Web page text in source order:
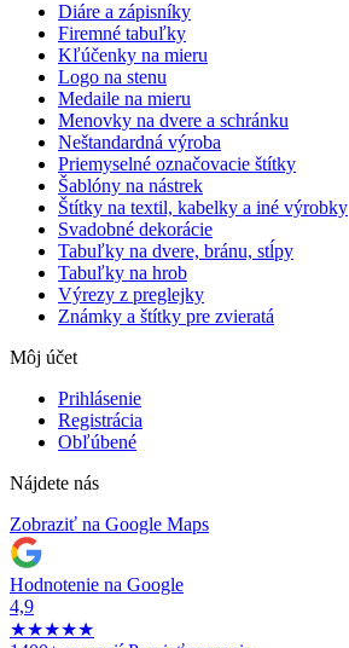
Diáre a zápisníky
Firemné tabuľky
Kľúčenky na mieru
Logo na stenu
Medaile na mieru
Menovky na dvere a schránku
Neštandardná výroba
Priemyselné označovacie štítky
Šablóny na nástrek
Štítky na textil, kabelky a iné výrobky
Svadobné dekorácie
Tabuľky na dvere, bránu, stĺpy
Tabuľky na hrob
Výrezy z preglejky
Známky a štítky pre zvieratá
Môj účet
Prihlásenie
Registrácia
Obľúbené
Nájdete nás
Zobraziť na Google Maps
Hodnotenie na Google
4,9
★★★★★